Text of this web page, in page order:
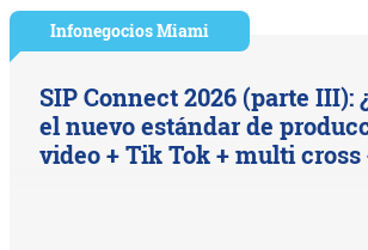
Infonegocios Miami
SIP Connect 2026 (parte III):
el nuevo estándar de
video + Tik Tok + multi cross